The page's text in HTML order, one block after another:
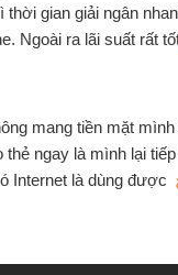
mặt nên rất tiện lợi, sẽ
buôn bán nhỏ lẻ
website qua bạn bè
việc của mình nhanh